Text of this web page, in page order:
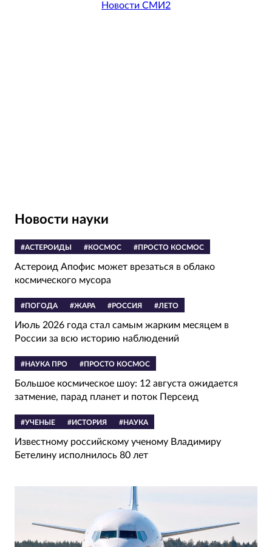
Новости СМИ2
Новости науки
#АСТЕРОИДЫ #КОСМОС #ПРОСТО КОСМОС
Астероид Апофис может врезаться в облако
космического мусора
#ПОГОДА #ЖАРА #РОССИЯ #ЛЕТО
Июль 2026 года стал самым жарким месяцем в
России за всю историю наблюдений
#НАУКА ПРО #ПРОСТО КОСМОС
Большое космическое шоу: 12 августа ожидается
затмение, парад планет и поток Персеид
#УЧЕНЫЕ #ИСТОРИЯ #НАУКА
Известному российскому ученому Владимиру
Бетелину исполнилось 80 лет